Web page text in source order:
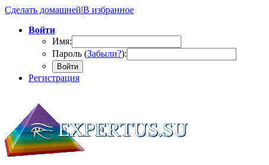
Сделать домашней|В избранное
Войти
Имя:
Пароль (Забыли?):
Войти
Регистрация